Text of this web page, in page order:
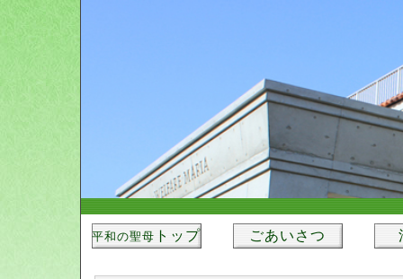
平和の聖母 トップ ごあいさつ